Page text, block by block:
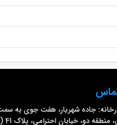
جاده شهریار، هفت جوی به